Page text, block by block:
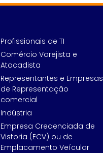
Profissionais de TI
Comércio Varejista e
Atacadista
Representantes e Empresas
de Representação
comercial
Indústria
Empresa Credenciada de
Vistoria (ECV) ou de
Emplacamento Veícular